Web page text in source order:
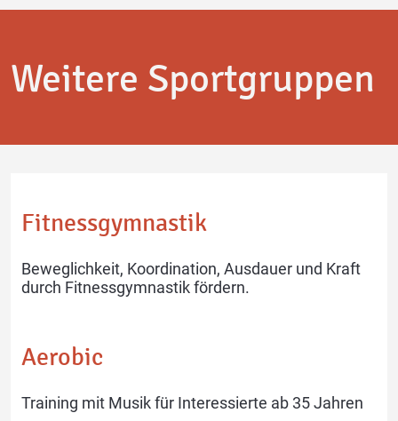
Weitere Sportgruppen
Fitnessgymnastik
Beweglichkeit, Koordination, Ausdauer und Kraft
durch Fitnessgymnastik fördern.
Aerobic
Training mit Musik für Interessierte ab 35 Jahren